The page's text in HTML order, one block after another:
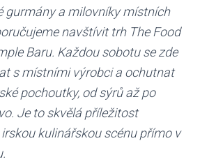
gurmány a milovníky místních
navštívit trh The Food
Baru. Každou sobotu se zde
s místními výrobci a ochutnat
pochoutky, od sýrů až po
Je to skvělá příležitost
kulinářskou scénu přímo v